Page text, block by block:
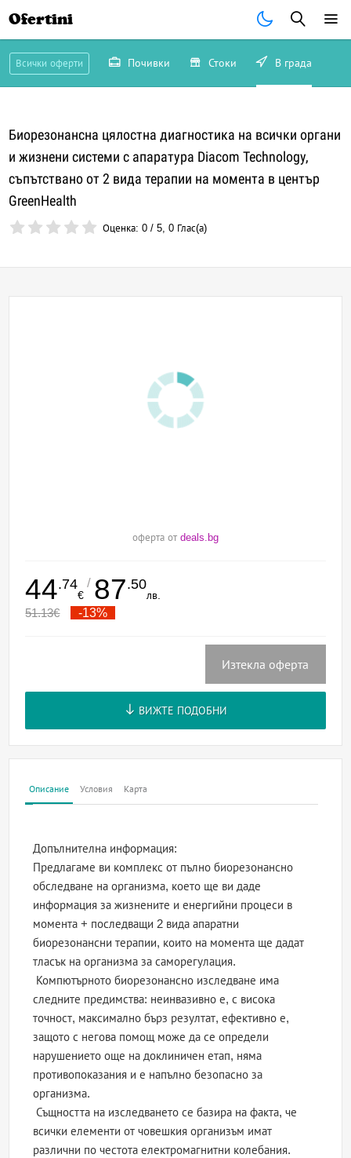
Ofertini
Всички оферти Почивки Стоки В града
Биорезонансна цялостна диагностика на всички органи
и жизнени системи с апаратура Diacom Technology,
съпътствано от 2 вида терапии на момента в център
GreenHealth
Оценка:0 /5,0 Глас(а)
оферта от deals.bg
44.74
€
/ 87.50
лв.
51.13€ -13%
Изтекла оферта
ВИЖТЕ ПОДОБНИ
Описание Условия Карта
Допълнителна информация:
Предлагаме ви комплекс от пълно биорезонансно
обследване на организма, което ще ви даде
информация за жизнените и енергийни процеси в
момента + последващи 2 вида апаратни
биорезонансни терапии, които на момента ще дадат
тласък на организма за саморегулация.
Компютърното биорезонансно изследване има
следните предимства: неинвазивно е, с висока
точност, максимално бърз резултат, ефективно е,
защото с негова помощ може да се определи
нарушението още на доклиничен етап, няма
противопоказания и е напълно безопасно за
организма.
Същността на изследването се базира на факта, че
всички елементи от човешкия организъм имат
различни по честота електромагнитни колебания.
-31%
те очакват още следващиятпонеделник
Запиши се сега!
Запиши ме!